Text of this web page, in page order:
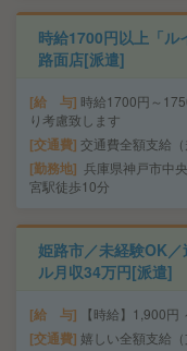
時給1700円以上「
路面店[派遣]
給 与 時給1700円～
り考慮致します
交通費 交通費全額支給（
勤務地 兵庫県神戸市中
宮駅徒歩10分
姫路市／未経験OK
ル月収34万円[派遣]
給 与 【時給】1,900
交通費 嬉しい全額支給（